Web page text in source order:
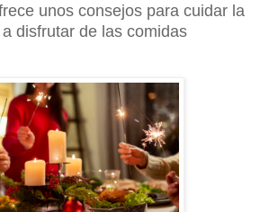
unos consejos para cuidar la
disfrutar de las comidas